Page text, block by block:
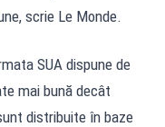
scrie Le Monde.
SUA dispune de
mai bună decât
distribuite în baze